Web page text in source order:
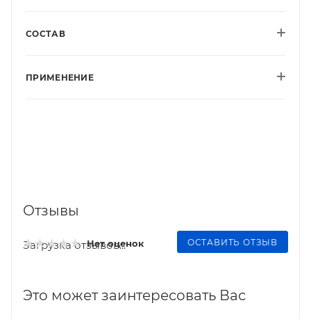
СОСТАВ
ПРИМЕНЕНИЕ
Отзывы
Нет оценок ОСТАВИТЬ ОТЗЫВ
Загрузка отзывов...
Это может заинтересовать Вас